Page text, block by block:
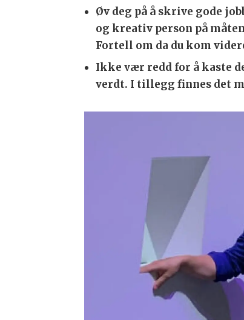
Øv deg på å skrive gode
og kreativ person på
Fortell om da du kom
Ikke vær redd for å kaste
verdt. I tillegg finnes det